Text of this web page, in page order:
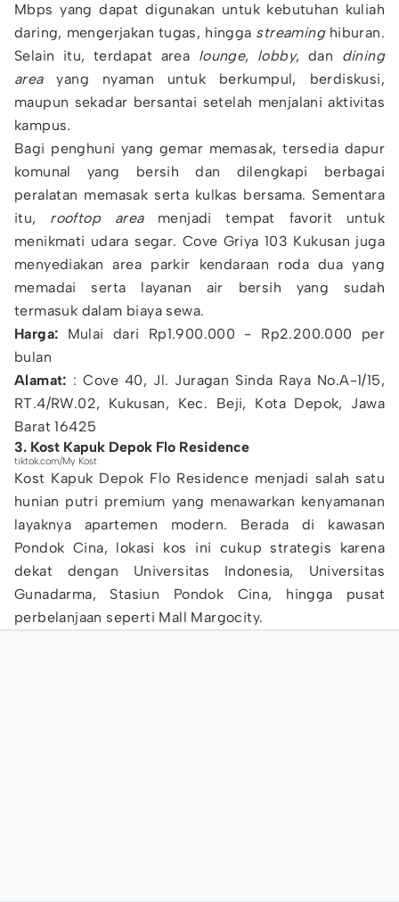
Mbps yang dapat digunakan untuk kebutuhan kuliah
daring, mengerjakan tugas, hingga streaminghiburan.
Selain itu, terdapat area lounge, lobby, dan dining
areayang nyaman untuk berkumpul, berdiskusi,
maupun sekadar bersantai setelah menjalani aktivitas
kampus.
Bagi penghuni yang gemar memasak, tersedia dapur
komunal yang bersih dan dilengkapi berbagai
peralatan memasak serta kulkas bersama. Sementara
itu, rooftop areamenjadi tempat favorit untuk
menikmati udara segar. Cove Griya 103 Kukusan juga
menyediakan area parkir kendaraan roda dua yang
memadai serta layanan air bersih yang sudah
termasuk dalam biaya sewa.
Harga: Mulai dari Rp1.900.000 - Rp2.200.000 per
bulan
Alamat: : Cove 40, Jl. Juragan Sinda Raya No.A-1/15,
RT.4/RW.02, Kukusan, Kec. Beji, Kota Depok, Jawa
Barat 16425
3. Kost Kapuk Depok Flo Residence
tiktok.com/My Kost
Kost Kapuk Depok Flo Residence menjadi salah satu
hunian putri premium yang menawarkan kenyamanan
layaknya apartemen modern. Berada di kawasan
Pondok Cina, lokasi kos ini cukup strategis karena
dekat dengan Universitas Indonesia, Universitas
Gunadarma, Stasiun Pondok Cina, hingga pusat
perbelanjaan seperti Mall Margocity.